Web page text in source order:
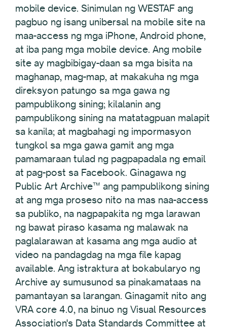
mobile device. Sinimulan ng WESTAF ang
pagbuo ng isang unibersal na mobile site na
maa-access ng mga iPhone, Android phone,
at iba pang mga mobile device. Ang mobile
site ay magbibigay-daan sa mga bisita na
maghanap, mag-map, at makakuha ng mga
direksyon patungo sa mga gawa ng
pampublikong sining; kilalanin ang
pampublikong sining na matatagpuan malapit
sa kanila; at magbahagi ng impormasyon
tungkol sa mga gawa gamit ang mga
pamamaraan tulad ng pagpapadala ng email
at pag-post sa Facebook. Ginagawa ng
Public Art Archive™ ang pampublikong sining
at ang mga proseso nito na mas naa-access
sa publiko, na nagpapakita ng mga larawan
ng bawat piraso kasama ng malawak na
paglalarawan at kasama ang mga audio at
video na pandagdag na mga file kapag
available. Ang istraktura at bokabularyo ng
Archive ay sumusunod sa pinakamataas na
pamantayan sa larangan. Ginagamit nito ang
VRA core 4.0, na binuo ng Visual Resources
Association's Data Standards Committee at